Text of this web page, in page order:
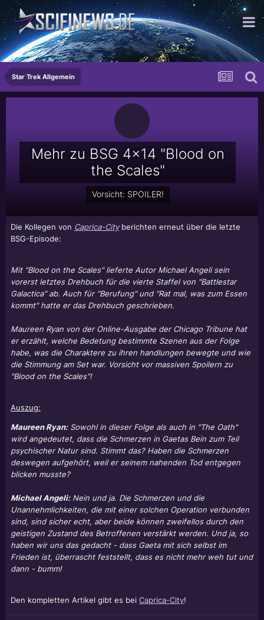
...mehr krass als man denkt
Star Trek Allgemein
Mehr zu BSG 4x14 "Blood on
the Scales"
Vorsicht: SPOILER!
Die Kollegen von Caprica-Cityberichten erneut über die letzte
BSG-Episode:
Mit "Blood on the Scales" lieferte Autor Michael Angeli sein
vorerst letztes Drehbuch für die vierte Staffel von "Battlestar
Galactica" ab. Auch für "Berufung" und "Rat mal, was zum Essen
kommt" hatte er das Drehbuch geschrieben.
Maureen Ryan von der Online-Ausgabe der Chicago Tribune hat
er erzählt, welche Bedetung bestimmte Szenen aus der Folge
habe, was die Charaktere zu ihren handlungen bewegte und wie
die Stimmung am Set war. Vorsicht vor massiven Spoilern zu
"Blood on the Scales"!
Auszug:
Maureen Ryan:Sowohl in dieser Folge als auch in "The Oath"
wird angedeutet, dass die Schmerzen in Gaetas Bein zum Teil
psychischer Natur sind. Stimmt das? Haben die Schmerzen
deswegen aufgehört, weil er seinem nahenden Tod entgegen
blicken musste?
Michael Angeli:Nein und ja. Die Schmerzen und die
Unannehmlichkeiten, die mit einer solchen Operation verbunden
sind, sind sicher echt, aber beide können zweifellos durch den
geistigen Zustand des Betroffenen verstärkt werden. Und ja, so
haben wir uns das gedacht - dass Gaeta mit sich selbst im
Frieden ist, überrascht feststellt, dass es nicht mehr weh tut und
dann - bumm!
Den kompletten Artikel gibt es bei Caprica-City!